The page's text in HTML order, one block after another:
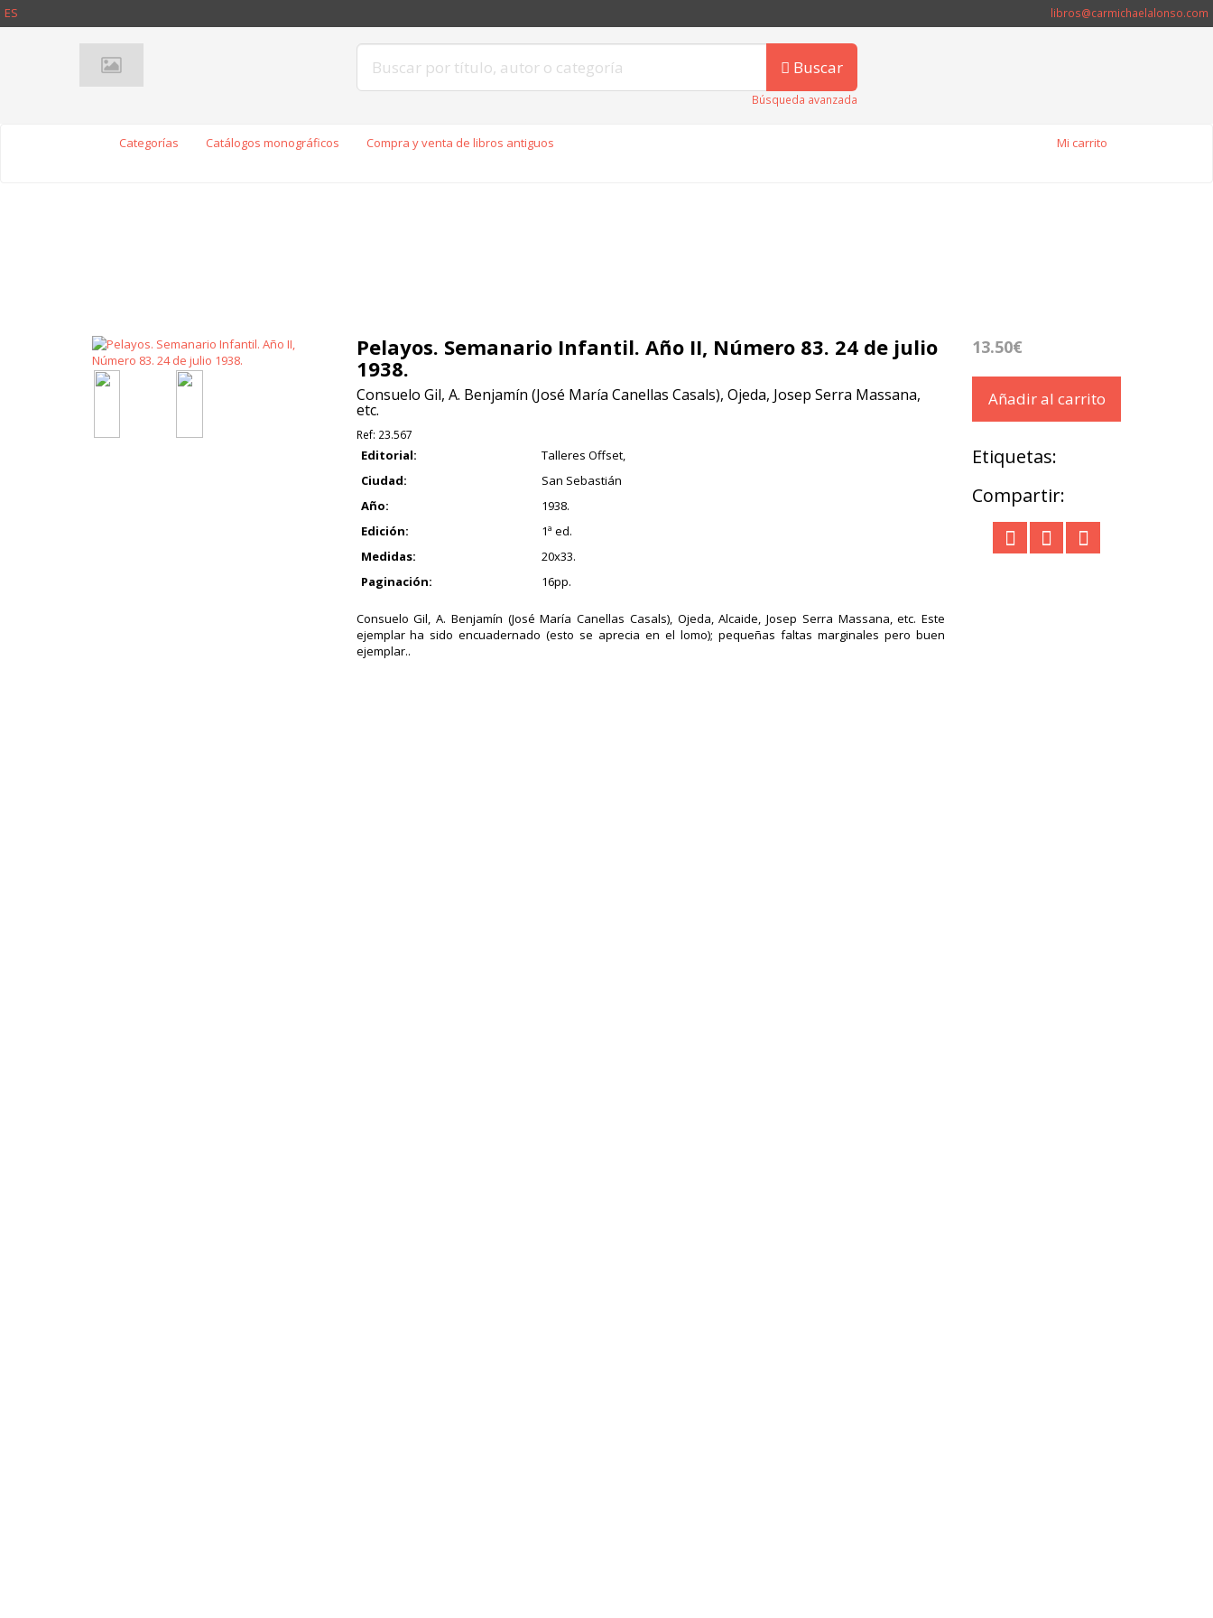
ES libros@carmichaelalonso.com
Buscar
Búsqueda avanzada
Categorías Catálogos monográficos Compra y venta de libros antiguos Mi carrito
Pelayos. Semanario Infantil. Año II, Número 83. 24 de julio
1938.
Consuelo Gil, A. Benjamín (José María Canellas Casals), Ojeda, Josep Serra Massana,
etc.
Ref: 23.567
Editorial:
Talleres Offset,
Ciudad:
San Sebastián
Año:
1938.
Edición:
1ª ed.
Medidas:
20x33.
Paginación:
16pp.
Consuelo Gil, A. Benjamín (José María Canellas Casals), Ojeda, Alcaide, Josep Serra Massana, etc. Este
ejemplar ha sido encuadernado (esto se aprecia en el lomo); pequeñas faltas marginales pero buen
ejemplar..
13.50€
Añadir al carrito
Etiquetas:
Compartir: